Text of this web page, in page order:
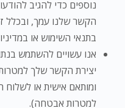
נוספים כדי להגיב
הקשר שלנו עמך, ובכלל
בתנאי השימוש או
אנו עשויים להשתמש
יצירת הקשר שלך למטרות
ומותאם אישית או לשלוח
למטרות אבטחה).